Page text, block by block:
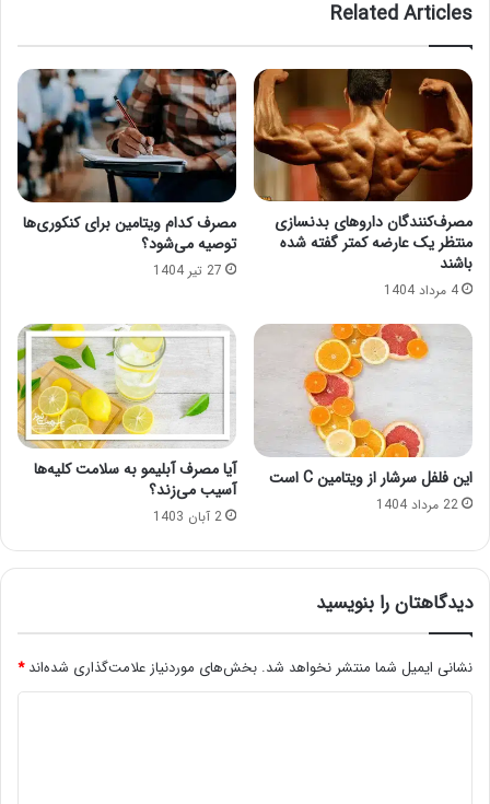
Related Articles
مصرف‌کنندگان داروهای بدنسازی
منتظر یک عارضه کمتر گفته شده
باشند
4 مرداد 1404
مصرف کدام ویتامین برای کنکوری‌ها
توصیه می‌شود؟
27 تیر 1404
این فلفل سرشار از ویتامین C است
22 مرداد 1404
آیا مصرف آبلیمو به سلامت کلیه‌ها
آسیب می‌زند؟
2 آبان 1403
دیدگاهتان را بنویسید
نشانی ایمیل شما منتشر نخواهد شد. بخش‌های موردنیاز علامت‌گذاری شده‌اند*